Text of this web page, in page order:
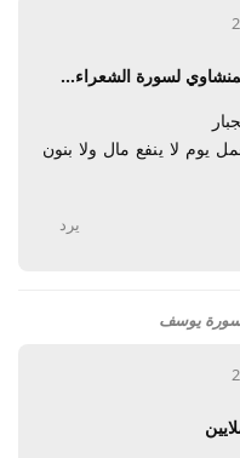
لسورة الشعراء...
يوم لا ينفع مال ولا بنون
يرد
لسورة يوسف